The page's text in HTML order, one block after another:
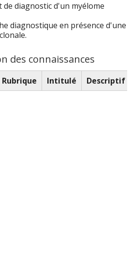
de diagnostic d'un myélome
diagnostique en présence d'une
des connaissances
Rubrique Intitulé
Descriptif